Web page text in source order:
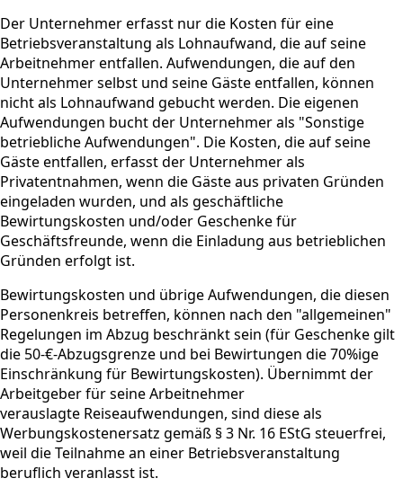
Der Unternehmer erfasst nur die Kosten für eine
Betriebsveranstaltung als Lohnaufwand, die auf seine
Arbeitnehmer entfallen. Aufwendungen, die auf den
Unternehmer selbst und seine Gäste entfallen, können
nicht als Lohnaufwand gebucht werden. Die eigenen
Aufwendungen bucht der Unternehmer als "Sonstige
betriebliche Aufwendungen". Die Kosten, die auf seine
Gäste entfallen, erfasst der Unternehmer als
Privatentnahmen, wenn die Gäste aus privaten Gründen
eingeladen wurden, und als geschäftliche
Bewirtungskosten und/oder Geschenke für
Geschäftsfreunde, wenn die Einladung aus betrieblichen
Gründen erfolgt ist.
Bewirtungskosten und übrige Aufwendungen, die diesen
Personenkreis betreffen, können nach den "allgemeinen"
Regelungen im Abzug beschränkt sein (für Geschenke gilt
die 50-€-Abzugsgrenze und bei Bewirtungen die 70%ige
Einschränkung für Bewirtungskosten). Übernimmt der
Arbeitgeber für seine Arbeitnehmer
verauslagte Reiseaufwendungen, sind diese als
Werbungskostenersatz gemäß § 3 Nr. 16 EStG steuerfrei,
weil die Teilnahme an einer Betriebsveranstaltung
beruflich veranlasst ist.